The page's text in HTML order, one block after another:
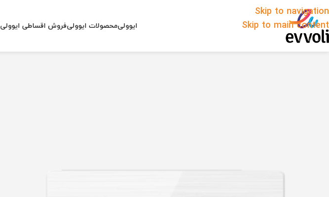
Skip to navigation
Skip to main content
ایوولیمحصولات ایوولیفروش اقساطی ایوولی